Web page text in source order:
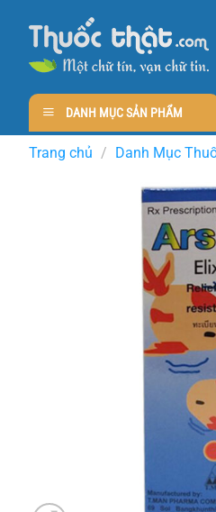
content
DANH MỤC SẢN PHẨM
Trang chủ / Danh Mục